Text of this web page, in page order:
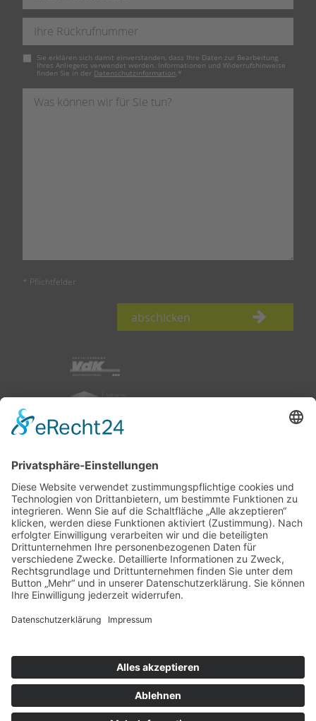
Pflichtfeld
Sie erklären sich damit einverstanden, dass Ihre Daten zur Bearbeitung
Ihres Anliegens verwendet werden. Informationen und Widerrufshinweise
finden Sie in der Datenschutzinformation *
* Pflichtfelder
abschicken
nach oben
Impressum|Datenschutz
Ihnen gefällt, was Sie lesen?
X